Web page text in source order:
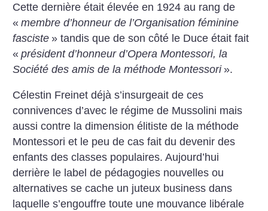
Cette dernière était élevée en 1924 au rang de
« membre d’honneur de l’Organisation féminine
fasciste » tandis que de son côté le Duce était fait
« président d’honneur d’Opera Montessori, la
Société des amis de la méthode Montessori ».
Célestin Freinet déjà s’insurgeait de ces
connivences d’avec le régime de Mussolini mais
aussi contre la dimension élitiste de la méthode
Montessori et le peu de cas fait du devenir des
enfants des classes populaires. Aujourd’hui
derrière le label de pédagogies nouvelles ou
alternatives se cache un juteux business dans
laquelle s’engouffre toute une mouvance libérale